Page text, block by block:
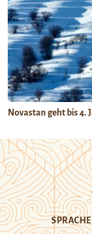
Novastan geht bis 4.